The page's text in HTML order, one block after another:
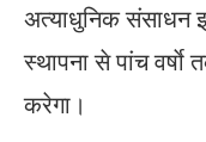
अत्याधुनिक संसाधन
स्थापना से पांच
करेगा।